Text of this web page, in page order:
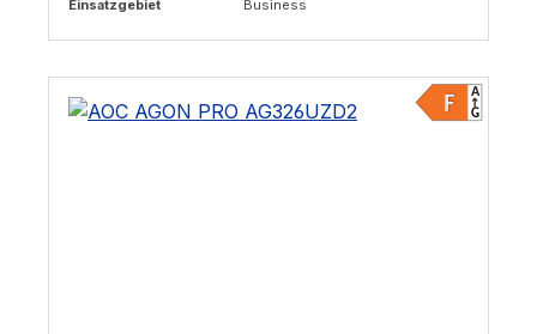
Einsatzgebiet
Business